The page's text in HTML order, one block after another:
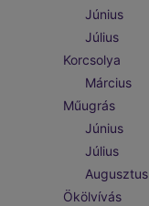
Június
Július
Korcsolya
Március
Műugrás
Június
Július
Augusztus
Ökölvívás